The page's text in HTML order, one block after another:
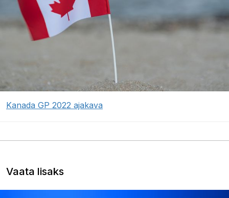
Kanada GP 2022 ajakava
Vaata lisaks